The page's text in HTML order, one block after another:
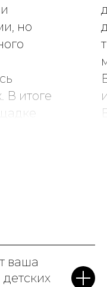
но
В итоге
не
было
шляпа
ваша